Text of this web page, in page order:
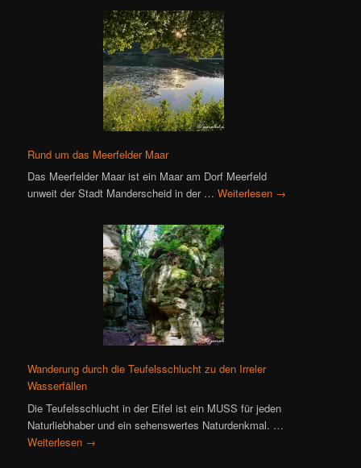
Rund um das Meerfelder Maar
Das Meerfelder Maar ist ein Maar am Dorf Meerfeld
unweit der Stadt Manderscheid in der …Weiterlesen →
Wanderung durch die Teufelsschlucht zu den Irreler
Wasserfällen
Die Teufelsschlucht in der Eifel ist ein MUSS für jeden
Naturliebhaber und ein sehenswertes Naturdenkmal. …
Weiterlesen →